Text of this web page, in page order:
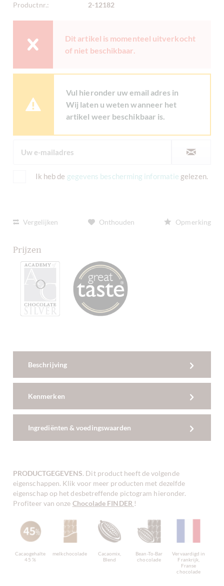
Productnr.:
2-12182
Dit artikel is momenteel uitverkocht
of niet beschikbaar.
Vul hieronder uw email adres in
Wij laten u weten wanneer het
artikel weer beschikbaar is.
Ik heb de gegevens bescherming informatie gelezen.
Vergelijken Onthouden Opmerking
Prijzen
Beschrijving
Kenmerken
Ingrediënten & voedingswaarden
PRODUCTGEGEVENS. Dit product heeft de volgende
eigenschappen. Klik voor meer producten met dezelfde
eigenschap op het desbetreffende pictogram hieronder.
Profiteer van onze Chocolade FINDER !
Cacaogehalte
45 %
melkchocolade
Cacaomix,
Blend
Bean-To-Bar
chocolade
Vervaardigd in
Frankrijk,
Franse
chocolade